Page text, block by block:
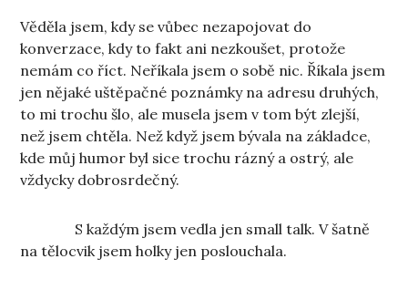
Věděla jsem, kdy se vůbec nezapojovat do
konverzace, kdy to fakt ani nezkoušet, protože
nemám co říct. Neříkala jsem o sobě nic. Říkala jsem
jen nějaké uštěpačné poznámky na adresu druhých,
to mi trochu šlo, ale musela jsem v tom být zlejší,
než jsem chtěla. Než když jsem bývala na základce,
kde můj humor byl sice trochu rázný a ostrý, ale
vždycky dobrosrdečný.
S každým jsem vedla jen small talk. V šatně
na tělocvik jsem holky jen poslouchala.